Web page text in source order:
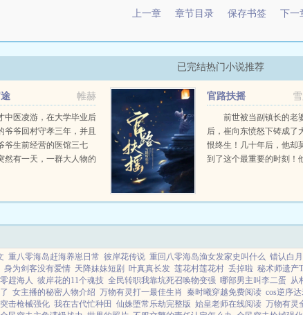
上一章 章节目录 保存书签 下一
已完结热门小说推荐
帷赫
中医凌游，在大学毕业后
爷爷回村守孝三年，并且
爷生前经营的医馆三七
然有一天，一群大人物的
之后，他明白了下医医
官路扶摇
前世被当副镇长的老
后，崔向东愤怒下铸成了
恨终生！几十年后，他却
到了这个最重要的时刻！
重八零海岛赶海养崽日常 彼岸花传说 重回八零海岛渔女发家史叫什么 错认白
身为剑客没有爱情 天降妹妹短剧 叶真真长发 莲花村莲花村 丢掉啦 秘术师遗产
趕海人 彼岸花的11个魂技 全民转职我靠坑死召唤物变强 哪部男主叫李二蛋 从
女主播的秘密人物介绍 万物有灵打一最佳生肖 秦时曦穿越免费阅读 cos逆序
击枪械强化 我在古代忙种田 仙姝堕常乐劫完整版 始皇老师在线阅读 万物有灵